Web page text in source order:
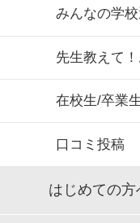
みんなの学
先生教えて
在校生/卒業
口コミ投稿
はじめての方